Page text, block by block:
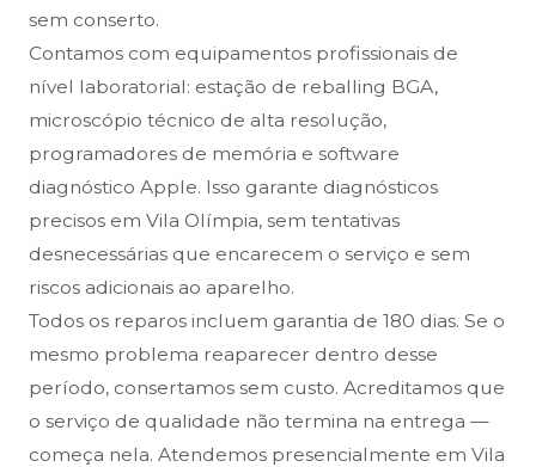
sem conserto.
Contamos com equipamentos profissionais de
nível laboratorial: estação de reballing BGA,
microscópio técnico de alta resolução,
programadores de memória e software
diagnóstico Apple. Isso garante diagnósticos
precisos em Vila Olímpia, sem tentativas
desnecessárias que encarecem o serviço e sem
riscos adicionais ao aparelho.
Todos os reparos incluem garantia de 180 dias. Se o
mesmo problema reaparecer dentro desse
período, consertamos sem custo. Acreditamos que
o serviço de qualidade não termina na entrega —
começa nela. Atendemos presencialmente em Vila